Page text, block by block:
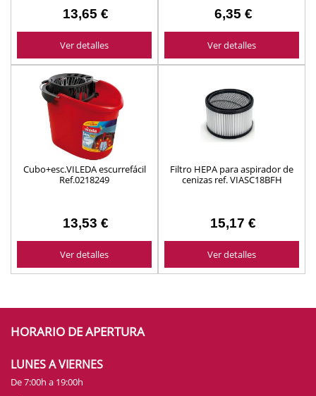
13,65 €
Ver detalles
6,35 €
Ver detalles
Cubo+esc.VILEDA escurrefácil
Ref.0218249
13,53 €
Ver detalles
Filtro HEPA para aspirador de
cenizas ref. VIASC18BFH
15,17 €
Ver detalles
HORARIO DE APERTURA
LUNES A VIERNES
De 7:00h a 19:00h